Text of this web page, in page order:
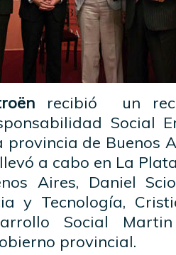
recibió un
Social
provincia de Buenos
a cabo en La
Aires, Daniel
y Tecnología,
Social
provincial.